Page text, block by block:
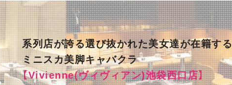
系列店が誇る選び抜かれた美女達が在籍する
ミニスカ美脚キャバクラ
【Vivienne(ヴィヴィアン)池袋西口店】